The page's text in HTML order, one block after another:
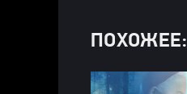
ПОХОЖЕЕ: